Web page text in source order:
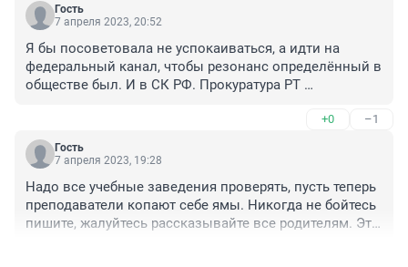
Гость
7 апреля 2023, 20:52
Я бы посоветовала не успокаиваться, а идти на
федеральный канал, чтобы резонанс определённый в
обществе был. И в СК РФ. Прокуратура РТ
местах и не понесут никаких уголовных наказаний. А
родители двух мальчиков заплатили слишком
дорогую цену, чтоб всё осталось так. Прокуратура
Следственному комитету.
+0 –1
Гость
7 апреля 2023, 19:28
Надо все учебные заведения проверять, пусть теперь
преподаватели копают себе ямы. Никогда не бойтесь
пишите, жалуйтесь рассказывайте все родителям. Это